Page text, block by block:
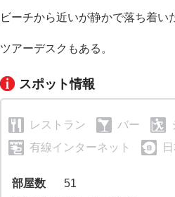
ビーチから近いが静かで落ち着い
ツアーデスクもある。
スポット情報
レストラン バー
有線インターネット
部屋数
51